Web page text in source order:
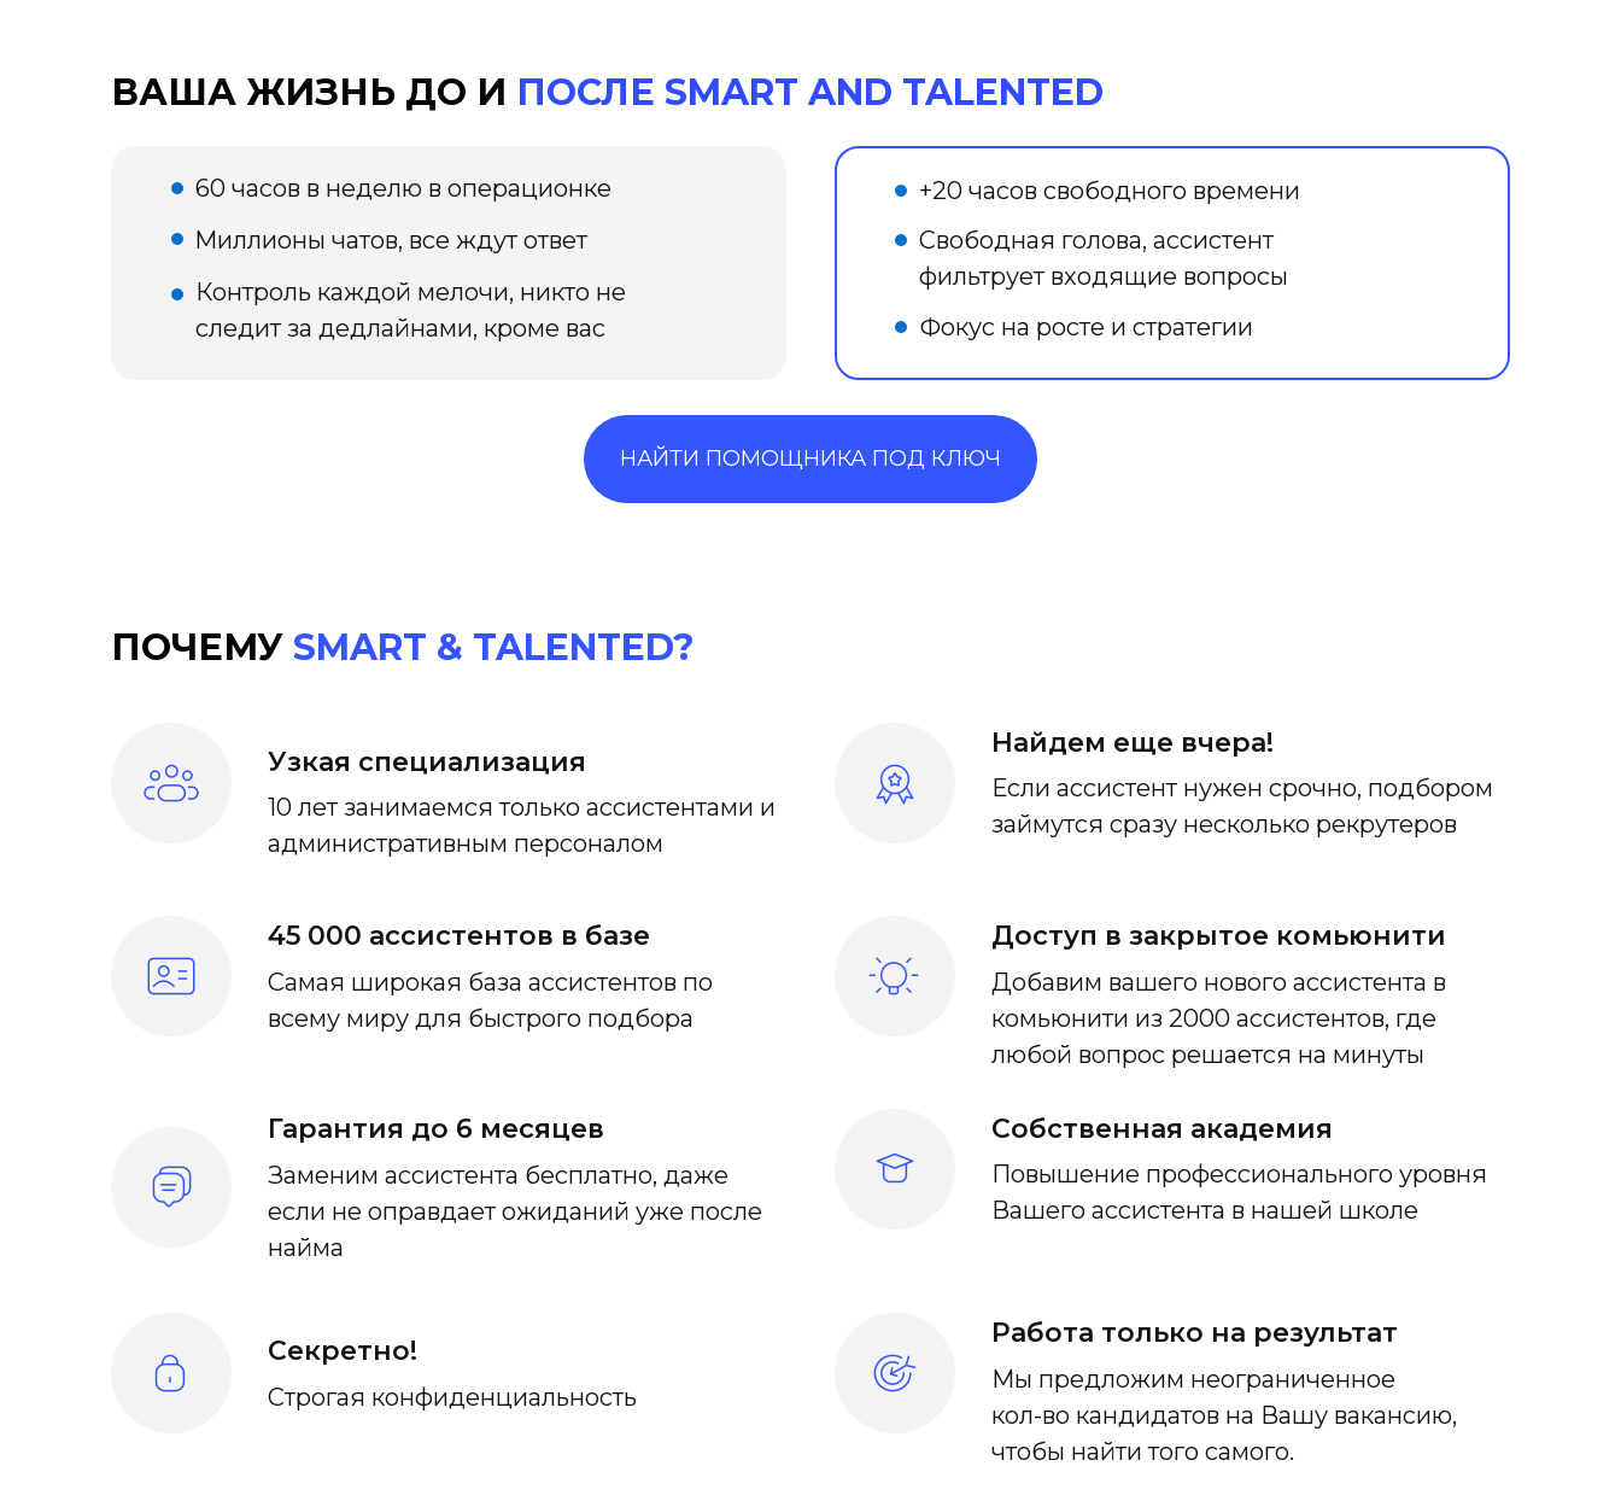
60 часов в неделю в операционке
Миллионы чатов, все ждут ответ
Контроль каждой мелочи, никто не
следит за дедлайнами, кроме вас
ВАША ЖИЗНЬ ДО И ПОСЛЕ SMART AND TALENTED
НАЙТИ ПОМОЩНИКА ПОД КЛЮЧ
+20 часов свободного времени
Фокус на росте и стратегии
Cвободная голова, ассистент
фильтрует входящие вопросы
Самая широкая база ассистентов по
всему миру для быстрого подбора
Узкая специализация
10 лет занимаемся только ассистентами и
административным персоналом
Найдем еще вчера!
Если ассистент нужен срочно, подбором
займутся сразу несколько рекрутеров
Доступ в закрытое комьюнити
Добавим вашего нового ассистента в
комьюнити из 2000 ассистентов, где
любой вопрос решается на минуты
45 000 ассистентов в базе
Собственная академия
Повышение профессионального уровня
Вашего ассистента в нашей школе
Гарантия до 6 месяцев
Заменим ассистента бесплатно, даже
если не оправдает ожиданий уже после
найма
Секретно!
Строгая конфиденциальность
Работа только на результат
Мы предложим неограниченное
кол-во кандидатов на Вашу вакансию,
чтобы найти того самого.
ПОЧЕМУ SMART & TALENTED?